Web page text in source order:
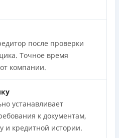
после проверки
Точное время
компании.
устанавливает
к документам,
и кредитной истории.